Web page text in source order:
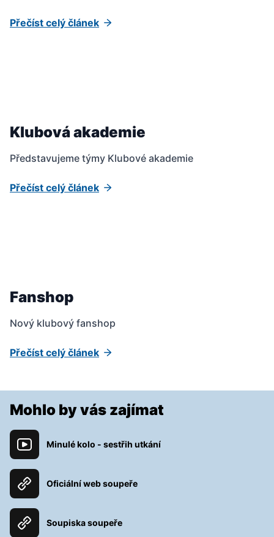
Přečíst celý článek
Klubová akademie
Představujeme týmy Klubové akademie
Přečíst celý článek
Fanshop
Nový klubový fanshop
Přečíst celý článek
Mohlo by vás zajímat
Minulé kolo - sestřih utkání
Oficiální web soupeře
Soupiska soupeře